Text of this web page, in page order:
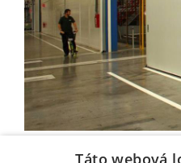
Táto webová